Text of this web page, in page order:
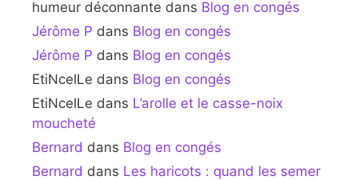
humeur déconnante dans Blog en congés
Jérôme P dans Blog en congés
Jérôme P dans Blog en congés
EtiNcelLe dans Blog en congés
EtiNcelLe dans L’arolle et le casse-noix
moucheté
Bernard dans Blog en congés
Bernard dans Les haricots : quand les semer